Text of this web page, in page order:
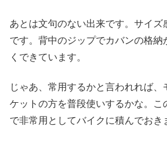
あとは文句のない出来です。サイズ
です。背中のジップでカバンの格納
くできています。
じゃあ、常用するかと言われれば、
ケットの方を普段使いするかな。こ
で非常用としてバイクに積んでおき